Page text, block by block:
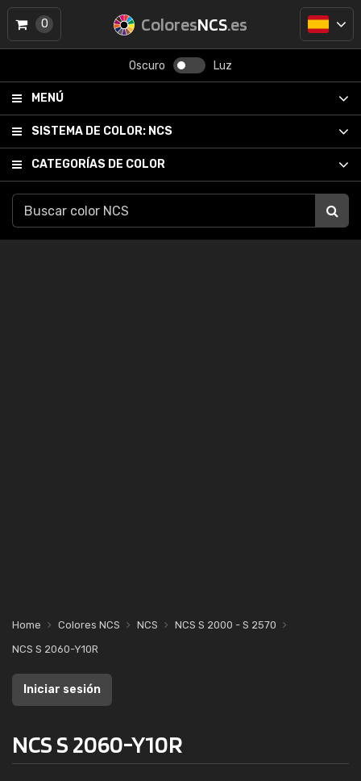
ColoresNCS.es
Oscuro Luz
MENÚ
SISTEMA DE COLOR: NCS
CATEGORÍAS DE COLOR
0
Home Colores NCS NCS
NCS S 2000 - S 2570
NCS S 2060-Y10R
Iniciar sesión
NCS S 2060-Y10R